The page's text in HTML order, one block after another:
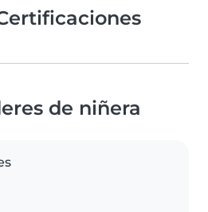
de niñera